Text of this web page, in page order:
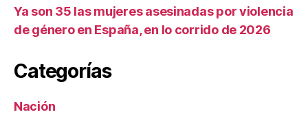
Ya son 35 las mujeres asesinadas por violencia
de género en España, en lo corrido de 2026
Categorías
Nación